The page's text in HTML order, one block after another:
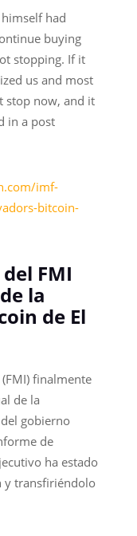
had
buying
stopping. If it
us and most
stop now, and it
in a post
imf-
bitcoin-
FMI
la
de El
finalmente
de la
gobierno
de
ha estado
y transfiriéndolo